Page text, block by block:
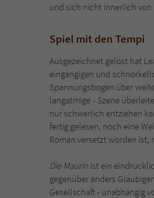
und sich nicht innerlich
Spiel mit den Tempi
Ausgezeichnet gelöst hat
eingängigen und
Spannungsbogen über
langatmige - Szene
nur schwerlich entziehen
fertig gelesen, noch eine
Roman versetzt worden
Die Maurin ist ein
gegenüber anders
Gesellschaft - unabhängig